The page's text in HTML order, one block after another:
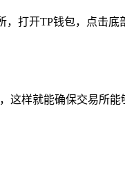
打开TP钱包，点击底
这样就能确保交易所